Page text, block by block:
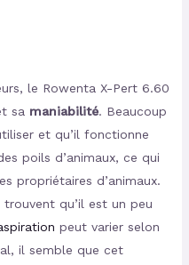
le Rowenta X-Pert 6.60
sa maniabilité. Beaucoup
et qu’il fonctionne
poils d’animaux, ce qui
propriétaires d’animaux.
qu’il est un peu
peut varier selon
il semble que cet